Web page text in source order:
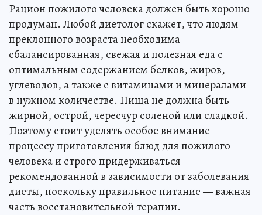
Рацион пожилого человека должен быть хорошо
продуман. Любой диетолог скажет, что людям
преклонного возраста необходима
сбалансированная, свежая и полезная еда с
оптимальным содержанием белков, жиров,
углеводов, а также с витаминами и минералами
в нужном количестве. Пища не должна быть
жирной, острой, чересчур соленой или сладкой.
Поэтому стоит уделять особое внимание
процессу приготовления блюд для пожилого
человека и строго придерживаться
рекомендованной в зависимости от заболевания
диеты, поскольку правильное питание — важная
часть восстановительной терапии.